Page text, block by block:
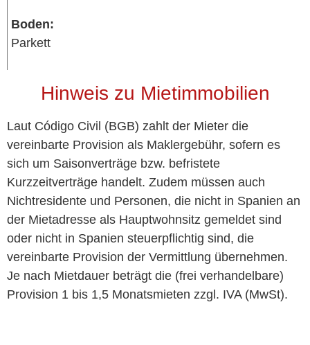
Boden:
Parkett
Hinweis zu Mietimmobilien
Laut Código Civil (BGB) zahlt der Mieter die
vereinbarte Provision als Maklergebühr, sofern es
sich um Saisonverträge bzw. befristete
Kurzzeitverträge handelt. Zudem müssen auch
Nichtresidente und Personen, die nicht in Spanien an
der Mietadresse als Hauptwohnsitz gemeldet sind
oder nicht in Spanien steuerpflichtig sind, die
vereinbarte Provision der Vermittlung übernehmen.
Je nach Mietdauer beträgt die (frei verhandelbare)
Provision 1 bis 1,5 Monatsmieten zzgl. IVA (MwSt).